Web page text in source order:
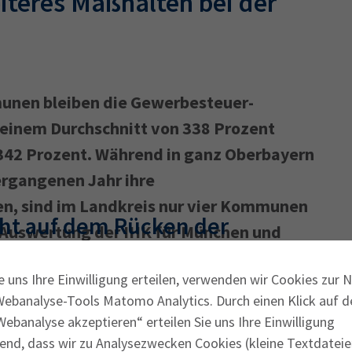
uns Ihre Einwilligung erteilen, verwenden wir Cookies zur
Tools Matomo Analytics. Durch einen Klick auf
akzeptieren“ erteilen Sie uns Ihre Einwilligung
dass wir zu Analysezwecken Cookies (kleine
bleiben die Gewerbesteuer­
Durchschnitt von 338 Prozent
Prozent. Während in ganz Oberbayern
Jahr ihre
sind im Landkreis nur vier Kommunen
der IHK für München und
auf dem Rücken der
auf 400 Prozent an, in Kösching
10 Prozentpunkte), Kipfenberg drehte die